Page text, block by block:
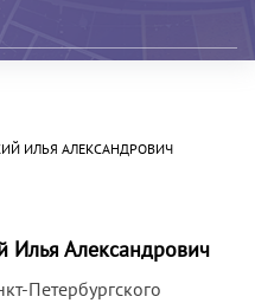
ИЛЬЯ АЛЕКСАНДРОВИЧ
Илья Александрович
Петербургского